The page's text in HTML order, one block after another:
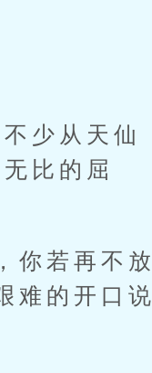
少从天仙
比的屈
若再不放
难的开口说